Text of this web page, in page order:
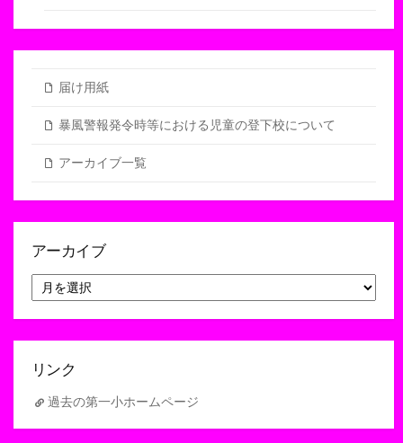
届け用紙
暴風警報発令時等における児童の登下校について
アーカイブ一覧
アーカイブ
ー
カ
リンク
過去の第一小ホームページ